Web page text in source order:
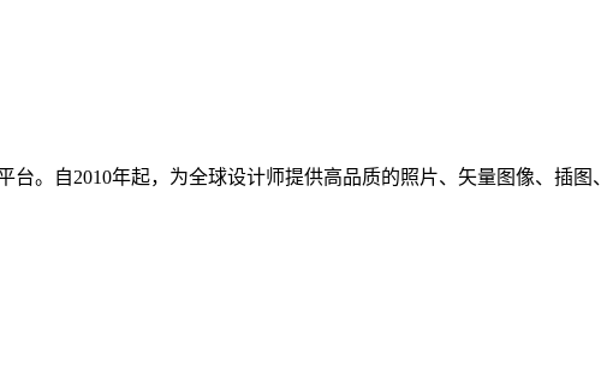
台。自2010年起，为全球设计师提供高品质的照片、矢量图像、插